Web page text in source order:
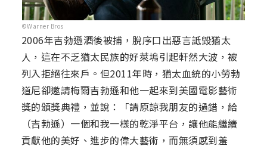
©Warner Bros
2006年吉勃遜酒後被捕，脫序口出惡言詆毀猶太
人，這在不乏猶太民族的好萊塢引起軒然大波，被
列入拒絕往來戶。但2011年時，猶太血統的小勞勃
道尼卻邀請梅爾吉勃遜和他一起來到美國電影藝術
獎的頒獎典禮，並說：「請原諒我朋友的過錯，給
（吉勃遜）一個和我一樣的乾淨平台，讓他能繼續
貢獻他的美好、進步的偉大藝術，而無須感到羞